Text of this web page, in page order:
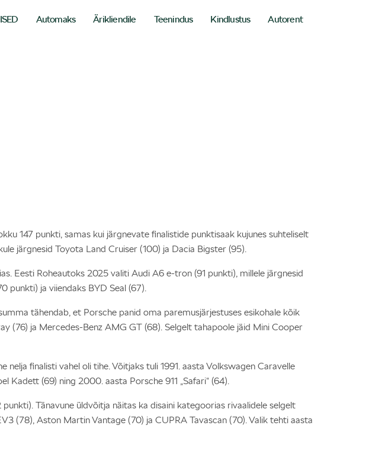
Automaks Ärikliendile Teenindus Kindlustus
Autorent
147 punkti, samas kui järgnevate finalistide punktisaak kujunes suhteliselt
järgnesid Toyota Land Cruiser (100) ja Dacia Bigster (95).
Eesti Roheautoks 2025 valiti Audi A6 e-tron (91 punkti), millele järgnesid
punkti) ja viiendaks BYD Seal (67).
tähendab, et Porsche panid oma paremusjärjestuses esikohale kõik
(76) ja Mercedes-Benz AMG GT (68). Selgelt tahapoole jäid Mini Cooper
finalisti vahel oli tihe. Võitjaks tuli 1991. aasta Volkswagen Caravelle
Kadett (69) ning 2000. aasta Porsche 911 „Safari“ (64).
punkti). Tänavune üldvõitja näitas ka disaini kategoorias rivaalidele selgelt
(78), Aston Martin Vantage (70) ja CUPRA Tavascan (70). Valik tehti aasta